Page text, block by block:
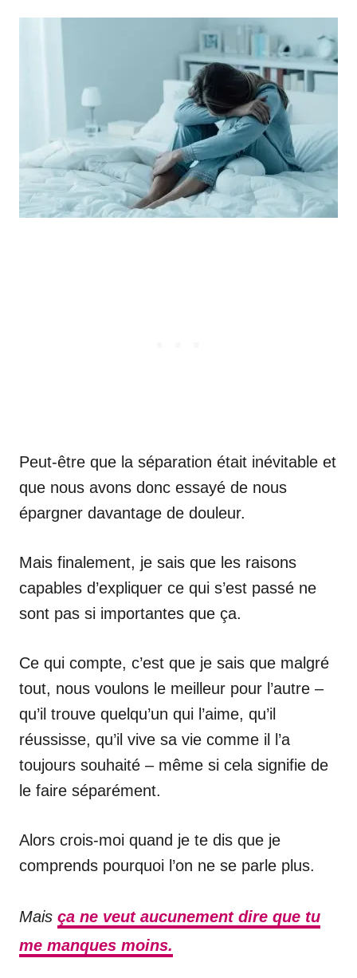
Peut-être que la séparation était inévitable et
que nous avons donc essayé de nous
épargner davantage de douleur.
Mais finalement, je sais que les raisons
capables d’expliquer ce qui s’est passé ne
sont pas si importantes que ça.
Ce qui compte, c’est que je sais que malgré
tout, nous voulons le meilleur pour l’autre –
qu’il trouve quelqu’un qui l’aime, qu’il
réussisse, qu’il vive sa vie comme il l’a
toujours souhaité – même si cela signifie de
le faire séparément.
Alors crois-moi quand je te dis que je
comprends pourquoi l’on ne se parle plus.
Mais ça ne veut aucunement dire que tu
me manques moins.